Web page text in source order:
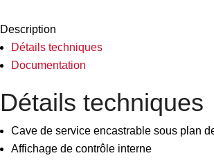
Description
Détails techniques
Documentation
Détails techniques
Cave de service encastrable sous plan
Affichage de contrôle interne